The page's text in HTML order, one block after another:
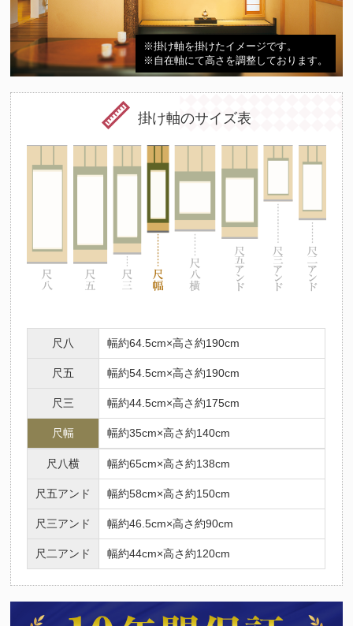
※掛け軸を掛けたイメージです。
※自在軸にて高さを調整しております。
掛け軸のサイズ表
尺八 幅約64.5cm×高さ約190cm
尺五 幅約54.5cm×高さ約190cm
尺三 幅約44.5cm×高さ約175cm
尺幅 幅約35cm×高さ約140cm
尺八横 幅約65cm×高さ約138cm
尺五アンド 幅約58cm×高さ約150cm
尺三アンド 幅約46.5cm×高さ約90cm
尺二アンド 幅約44cm×高さ約120cm